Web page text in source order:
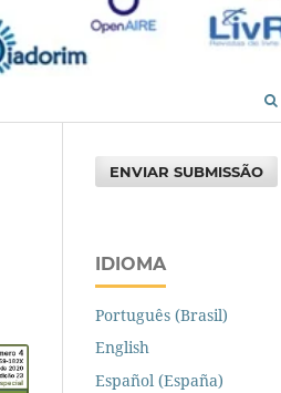
ENVIAR SUBMISSÃO
IDIOMA
Português (Brasil)
English
Español (España)